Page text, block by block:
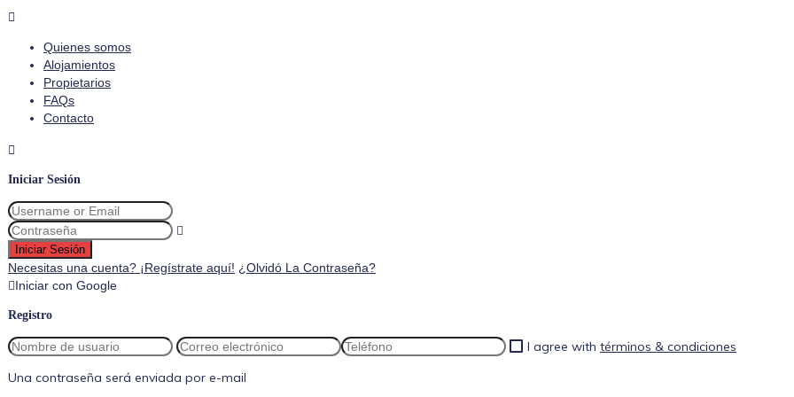
Quienes somos
Alojamientos
Propietarios
FAQs
Contacto
Iniciar Sesión
Iniciar Sesión
Necesitas una cuenta? ¡Regístrate aquí! ¿Olvidó La Contraseña?
Iniciar con Google
Registro
I agree with términos & condiciones
Una contraseña será enviada por e-mail